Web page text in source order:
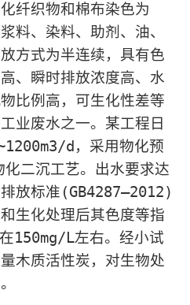
织物和棉布染色为
料、染料、助剂、油、
方式为半连续，具有色
、瞬时排放浓度高、水
比例高，可生化性差等
业废水之一。某工程日
d，采用物化预
二沉工艺。出水要求达
放标准(GB4287—2012)
生化处理后其色度等指
150mg/L左右。经小试
木质活性炭，对生物处